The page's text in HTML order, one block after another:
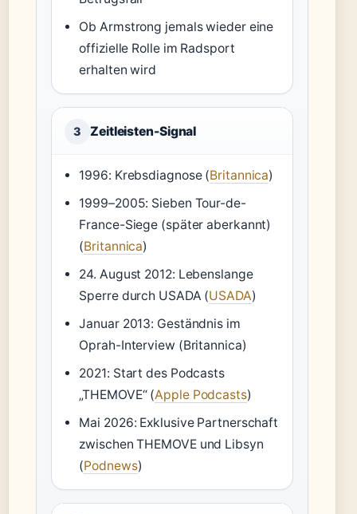
Ob Armstrong jemals wieder eine
offizielle Rolle im Radsport
erhalten wird
3 Zeitleisten-Signal
1996: Krebsdiagnose (Britannica)
1999–2005: Sieben Tour-de-
France-Siege (später aberkannt)
(Britannica)
24. August 2012: Lebenslange
Sperre durch USADA (USADA)
Januar 2013: Geständnis im
Oprah-Interview (Britannica)
2021: Start des Podcasts
„THEMOVE“ (Apple Podcasts)
Mai 2026: Exklusive Partnerschaft
zwischen THEMOVE und Libsyn
(Podnews)